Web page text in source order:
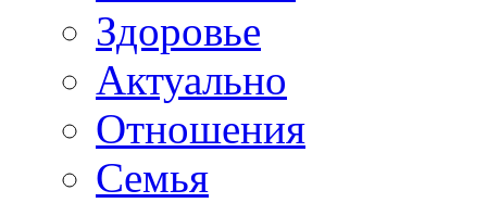
Здоровье
Актуально
Отношения
Семья